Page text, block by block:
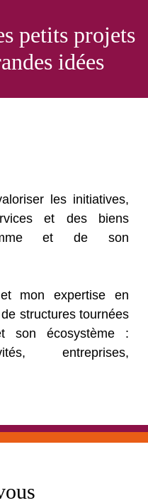
en
petits projets
idées
les initiatives,
et des biens
et de son
mon expertise en
structures tournées
son écosystème :
entreprises,